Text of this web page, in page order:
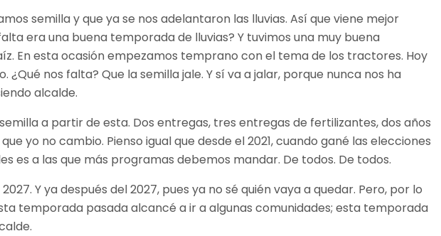
semilla y que ya se nos adelantaron las lluvias. Así que viene mejor
era una buena temporada de lluvias? Y tuvimos una muy buena
En esta ocasión empezamos temprano con el tema de los tractores. Hoy
nos falta? Que la semilla jale. Y sí va a jalar, porque nunca nos ha
alcalde.
a partir de esta. Dos entregas, tres entregas de fertilizantes, dos años
yo no cambio. Pienso igual que desde el 2021, cuando gané las elecciones
es a las que más programas debemos mandar. De todos. De todos.
Y ya después del 2027, pues ya no sé quién vaya a quedar. Pero, por lo
temporada pasada alcancé a ir a algunas comunidades; esta temporada